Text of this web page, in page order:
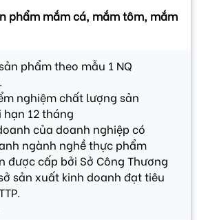
phẩm mắm cá, mắm tôm, mắm
phẩm theo mẫu 1 NQ
nghiệm chất lượng sản
12 tháng
của doanh nghiệp có
ngành nghề thực phẩm
được cấp bởi Sở Công Thương
sản xuất kinh doanh đạt tiêu